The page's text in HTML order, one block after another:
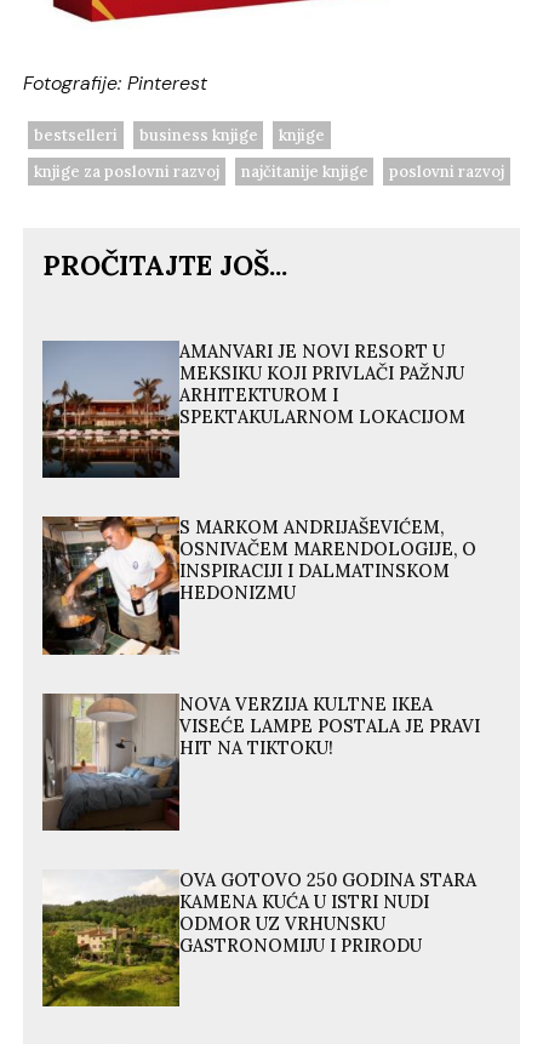
Fotografije: Pinterest
bestselleri business knjige
knjige
knjige za poslovni razvoj
najčitanije knjige poslovni razvoj
PROČITAJTE JOŠ...
AMANVARI JE NOVI RESORT U
MEKSIKU KOJI PRIVLAČI PAŽNJU
ARHITEKTUROM I
SPEKTAKULARNOM LOKACIJOM
S MARKOM ANDRIJAŠEVIĆEM,
OSNIVAČEM MARENDOLOGIJE, O
INSPIRACIJI I DALMATINSKOM
HEDONIZMU
NOVA VERZIJA KULTNE IKEA
VISEĆE LAMPE POSTALA JE PRAVI
HIT NA TIKTOKU!
OVA GOTOVO 250 GODINA STARA
KAMENA KUĆA U ISTRI NUDI
ODMOR UZ VRHUNSKU
GASTRONOMIJU I PRIRODU